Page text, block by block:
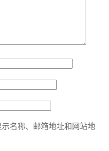
名称、邮箱地址和网站地